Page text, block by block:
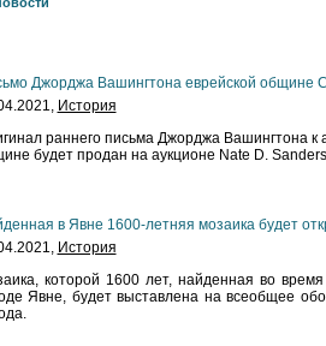
Джорджа Вашингтона еврейской общине
История
раннего письма Джорджа Вашингтона к
будет продан на аукционе Nate D.
в Явне 1600-летняя мозаика будет
История
которой 1600 лет, найденная во время
Явне, будет выставлена ​​на всеобщее